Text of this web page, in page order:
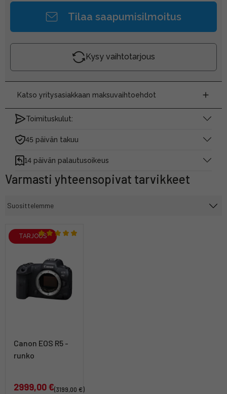
Tilaa saapumisilmoitus
Kysy vaihtotarjous
Katso yritysasiakkaan maksuvaihtoehdot
Toimituskulut:
45 päivän takuu
14 päivän palautusoikeus
Varmasti yhteensopivat tarvikkeet
TARJOUS
Canon EOS R5 -
runko
2999,00 €(3199,00 €)